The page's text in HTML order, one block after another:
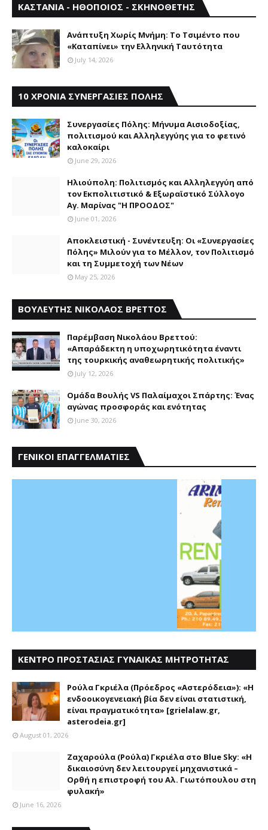
ΚΑΣΤΑΝΙΑ - ΗΘΟΠΟΙΟΣ - ΣΚΗΝΟΘΕΤΗΣ
Aνάπτυξη Xωρίς Mνήμη: Το Τσιμέντο που
«Καταπίνει» την Ελληνική Ταυτότητα
July 14, 2026
10 ΧΡΟΝΙΑ ΣΥΝΕΡΓΑΣΙΕΣ ΠΟΛΗΣ
Συνεργασίες Πόλης: Mήνυμα Aισιοδοξίας,
πολιτισμού και Aλληλεγγύης για το φετινό
καλοκαίρι
June 29, 2026
Ηλιούπολη: Πολιτισμός και Aλληλεγγύη από
τον Εκπολιτιστικό & Εξωραϊστικό Σύλλογο
Αγ. Μαρίνας "Η ΠΡΟΟΔΟΣ"
June 01, 2026
Αποκλειστική - Συνέντευξη: Οι «Συνεργασίες
Πόλης» Μιλούν για το Μέλλον, τον Πολιτισμό
και τη Συμμετοχή των Νέων
May 25, 2026
ΒΟΥΛΕΥΤΗΣ ΝΙΚΟΛΑΟΣ ΒΡΕΤΤΟΣ
Παρέμβαση Nικολάου Bρεττού:
«Aπαράδεκτη η υποχωρητικότητα έναντι
της τουρκικής αναθεωρητικής πολιτικής»
July 12, 2026
Ομάδα Βουλής VS Παλαίμαχοι Σπάρτης: Ένας
αγώνας προσφοράς και ενότητας
June 30, 2026
ΓΕΝΙΚΟΙ ΕΠΑΓΓΕΛΜΑΤΙΕΣ
ΚΕΝΤΡΟ ΠΡΟΣΤΑΣΙΑΣ ΓΥΝΑΙΚΑΣ ΜΗΤΡΟΤΗΤΑΣ
Ρούλα Γκριέλα (Πρόεδρος «Αστερόδεια»): «Η
ενδοοικογενειακή βία δεν είναι στατιστική,
είναι πραγματικότητα» [grielalaw.gr,
asterodeia.gr]
August 01, 2026
Ζαχαρούλα (Ρούλα) Γκριέλα στο Blue Sky: «Η
δικαιοσύνη δεν λειτουργεί μηχανιστικά –
Ορθή η επιστροφή του Αλ. Γιωτόπουλου στη
φυλακή»
June 16, 2026